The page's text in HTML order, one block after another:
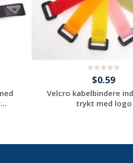
$0.59
Velcro kabelbindere
trykt med logo